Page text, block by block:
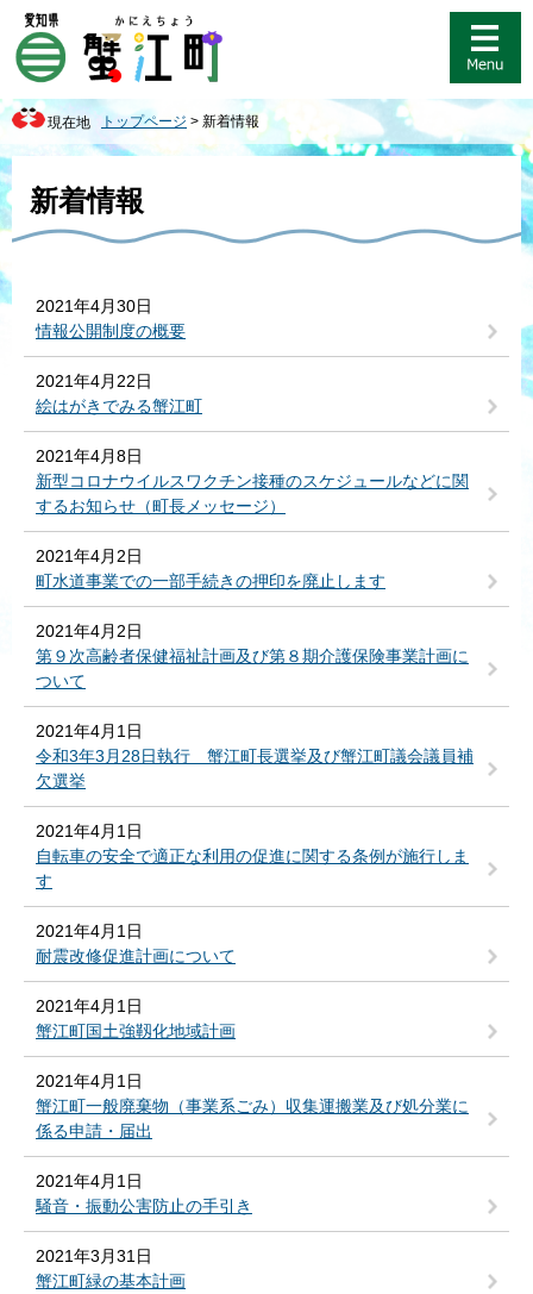
ジ
先
で
す
。
ュ
を
ば
し
て
本
へ
現在地 トップページ > 新着情報
新着情報
2021年4月30日
情報公開制度の概要
2021年4月22日
絵はがきでみる蟹江町
2021年4月8日
新型コロナウイルスワクチン接種のスケジュールなどに関
するお知らせ（町長メッセージ）
2021年4月2日
町水道事業での一部手続きの押印を廃止します
2021年4月2日
第９次高齢者保健福祉計画及び第８期介護保険事業計画に
ついて
2021年4月1日
令和3年3月28日執行 蟹江町長選挙及び蟹江町議会議員補
欠選挙
2021年4月1日
自転車の安全で適正な利用の促進に関する条例が施行しま
す
2021年4月1日
耐震改修促進計画について
2021年4月1日
蟹江町国土強靱化地域計画
2021年4月1日
蟹江町一般廃棄物（事業系ごみ）収集運搬業及び処分業に
係る申請・届出
2021年4月1日
騒音・振動公害防止の手引き
2021年3月31日
蟹江町緑の基本計画